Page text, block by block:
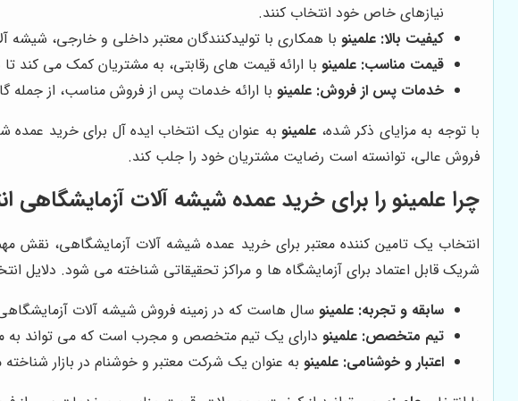
نیازهای خاص خود انتخاب کنند.
کیفیت بالا: علمینو با همکاری با تولیدکنندگان معتبر داخلی و خارجی، شیشه
قیمت مناسب: علمینو با ارائه قیمت های رقابتی، به مشتریان کمک می کند
خدمات پس از فروش: علمینو با ارائه خدمات پس از فروش مناسب، از جمله
با توجه به مزایای ذکر شده، علمینو به عنوان یک انتخاب ایده آل برای خرید
فروش عالی، توانسته است رضایت مشتریان خود را جلب کند.
چرا علمینو را برای خرید عمده شیشه آلات آزمایشگاهی
انتخاب یک تامین کننده معتبر برای خرید عمده شیشه آلات آزمایشگاهی،
شریک قابل اعتماد برای آزمایشگاه ها و مراکز تحقیقاتی شناخته می شود. دلایل
سابقه و تجربه: علمینو سال هاست که در زمینه فروش شیشه آلات
تیم متخصص: علمینو دارای یک تیم متخصص و مجرب است که می تواند به
اعتبار و خوشنامی: علمینو به عنوان یک شرکت معتبر و خوشنام در بازار